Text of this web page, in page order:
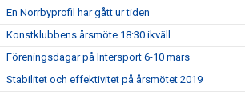
En Norrbyprofil har gått ur tiden
Konstklubbens årsmöte 18:30 ikväll
Föreningsdagar på Intersport 6-10 mars
Stabilitet och effektivitet på årsmötet 2019